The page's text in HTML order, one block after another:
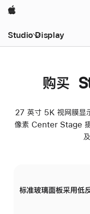
Apple
Studio Display
购买
27 英寸 5K 视网膜显
像素 Center Stage 摄
标准玻璃面板采用低